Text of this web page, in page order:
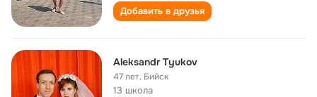
Добавить в друзья
Aleksandr Tyukov
47 лет, Бийск
13 школа